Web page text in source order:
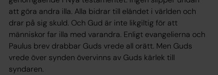
att göra andra illa. Alla bidrar till eländet i världen och
drar på sig skuld. Och Gud är inte likgiltig för att
människor far illa med varandra. Enligt evangelierna och
Paulus brev drabbar Guds vrede all orätt. Men Guds
vrede över synden övervinns av Guds kärlek till
syndaren.